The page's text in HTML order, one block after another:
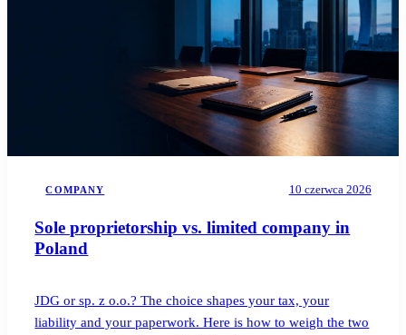
COMPANY 10 czerwca 2026
Sole proprietorship vs. limited company in
Poland
JDG or sp. z o.o.? The choice shapes your tax, your
liability and your paperwork. Here is how to weigh the two